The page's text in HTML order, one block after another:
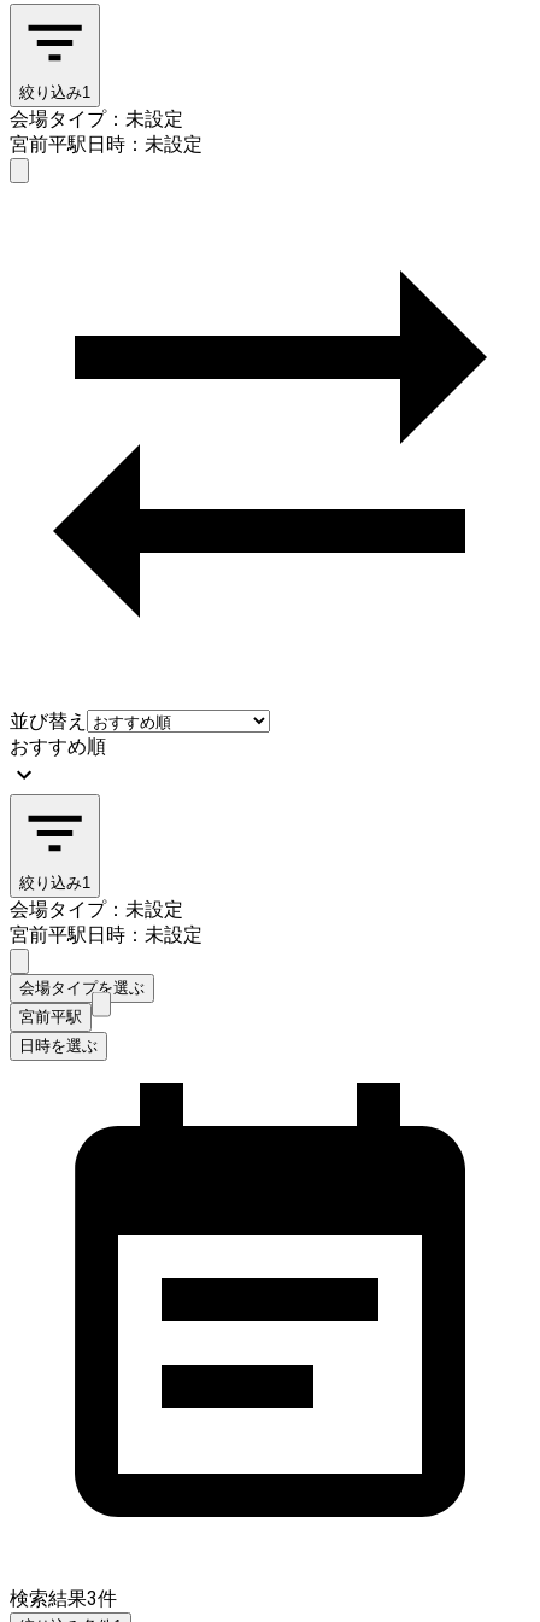
絞り込み1
会場タイプ：未設定
宮前平駅日時：未設定
並び替え
おすすめ順
絞り込み1
会場タイプ：未設定
宮前平駅日時：未設定
会場タイプを選ぶ
宮前平駅
日時を選ぶ
検索結果3件